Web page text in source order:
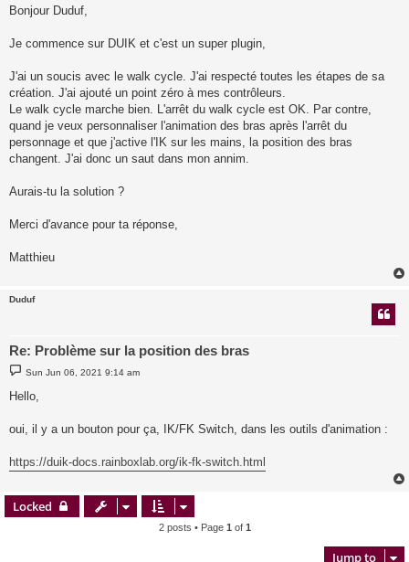
t
Bonjour Duduf,
Je commence sur DUIK et c'est un super plugin,
J'ai un soucis avec le walk cycle. J'ai respecté toutes les étapes de sa
création. J'ai ajouté un point zéro à mes contrôleurs.
Le walk cycle marche bien. L'arrêt du walk cycle est OK. Par contre,
quand je veux personnaliser l'animation des bras après l'arrêt du
personnage et que j'active l'IK sur les mains, la position des bras
changent. J'ai donc un saut dans mon annim.
Aurais-tu la solution ?
Merci d'avance pour ta réponse,
Matthieu
Duduf
Re: Problème sur la position des bras
P
o
s
t
Sun Jun 06, 2021 9:14 am
Hello,
oui, il y a un bouton pour ça, IK/FK Switch, dans les outils d'animation :
https://duik-docs.rainboxlab.org/ik-fk-switch.html
Locked
2 posts • Page 1 of 1
Jump to